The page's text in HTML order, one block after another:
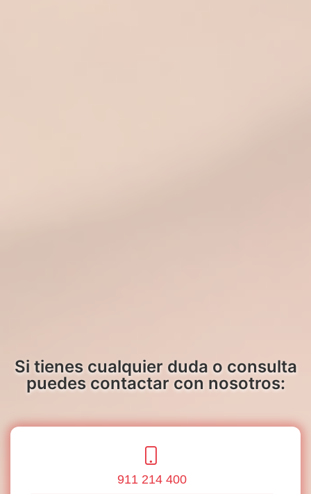
Si tienes cualquier duda o consulta
puedes contactar con nosotros:
911 214 400